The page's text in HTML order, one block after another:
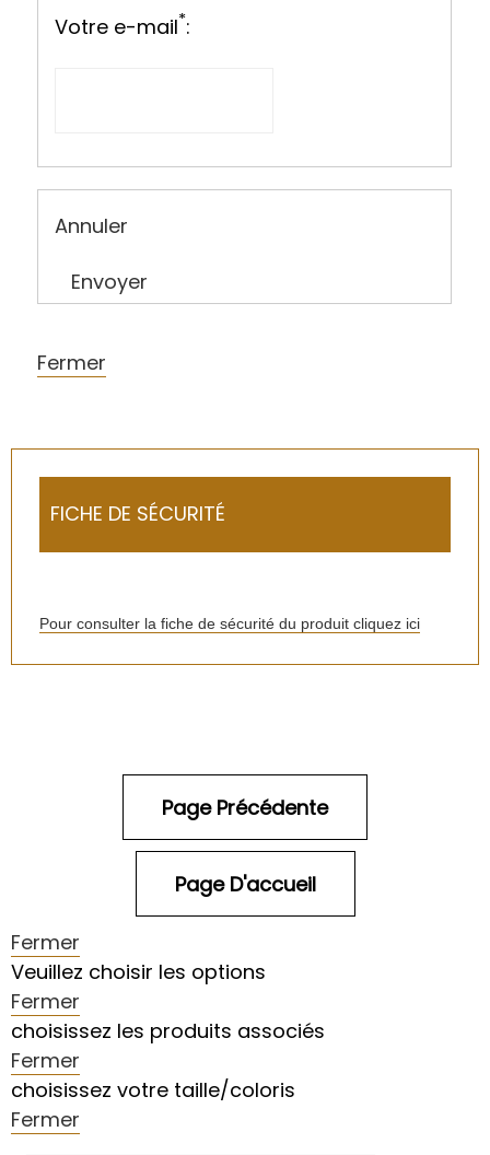
Votre e-mail*:
Annuler
Envoyer
Fermer
FICHE DE SÉCURITÉ
Pour consulter la fiche de sécurité du produit cliquez ici
Fermer
Veuillez choisir les options
Fermer
choisissez les produits associés
Fermer
choisissez votre taille/coloris
Fermer